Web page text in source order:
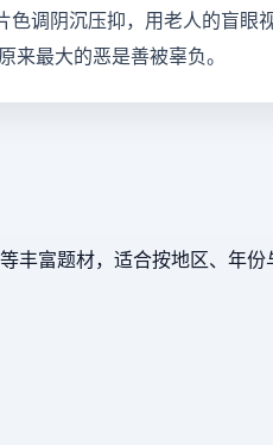
调阴沉压抑，用老人的盲眼
来最大的恶是善被辜负。
富题材，适合按地区、年份